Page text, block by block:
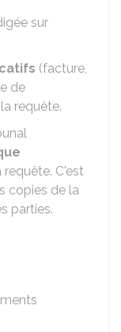
sur
s (facture,
de
requête.
C'est
copies de la
parties.